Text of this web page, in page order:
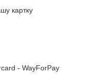
картку
- WayForPay